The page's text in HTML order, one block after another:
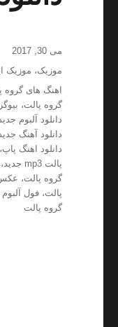
ارسال
شده
می 30, 2017
دسته‌ها
موزیک، موزیک
برچسب‌ها
اهنگ های گروه
گروه پالت،
دانلود آلبوم
دانلود آهنگ
دانلود اهنگ پاپ،
پالت mp3 جدید
،
گروه پالت،
پالت،فول
گروه پالت